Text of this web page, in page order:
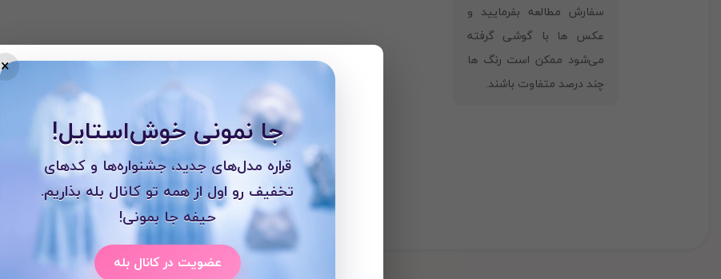
سفارش مطالعه بفرمایید و
عکس ها با گوشی گرفته
می‌شود ممکن است رنگ ها
چند درصد متفاوت باشند.
×
جا نمونی خوش‌استایل!
قراره مدل‌های جدید، جشنواره‌ها و کدهای
تخفیف رو اول از همه تو کانال بله بذاریم.
حیفه جا بمونی!
عضویت در کانال بله